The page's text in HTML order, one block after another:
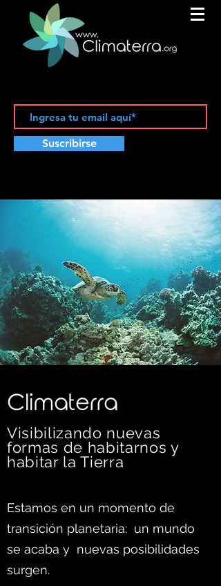
Suscribirse
C limaterra
Visibilizando nuevas
formas de habitarnos y
habitar la Tierra
Estamos en un momento de
transición planetaria: un mundo
se acaba y nuevas posibilidades
surgen.